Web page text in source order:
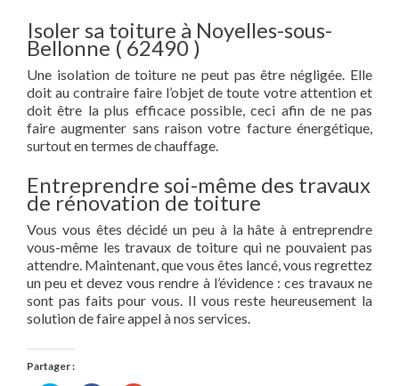
Isoler sa toiture à Noyelles-sous-
Bellonne ( 62490 )
Une isolation de toiture ne peut pas être négligée. Elle
doit au contraire faire l’objet de toute votre attention et
doit être la plus efficace possible, ceci afin de ne pas
faire augmenter sans raison votre facture énergétique,
surtout en termes de chauffage.
Entreprendre soi-même des travaux
de rénovation de toiture
Vous vous êtes décidé un peu à la hâte à entreprendre
vous-même les travaux de toiture qui ne pouvaient pas
attendre. Maintenant, que vous êtes lancé, vous regrettez
un peu et devez vous rendre à l’évidence : ces travaux ne
sont pas faits pour vous. Il vous reste heureusement la
solution de faire appel à nos services.
Partager :